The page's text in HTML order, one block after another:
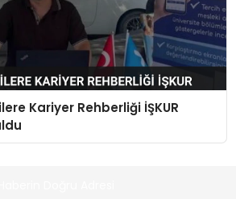
Kariyer Rehberliği İŞKUR